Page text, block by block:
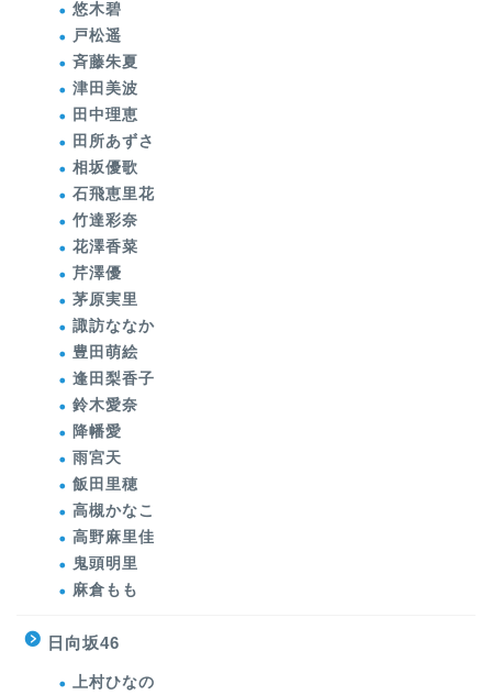
悠木碧
戸松遥
斉藤朱夏
津田美波
田中理恵
田所あずさ
相坂優歌
石飛恵里花
竹達彩奈
花澤香菜
芹澤優
茅原実里
諏訪ななか
豊田萌絵
逢田梨香子
鈴木愛奈
降幡愛
雨宮天
飯田里穂
高槻かなこ
高野麻里佳
鬼頭明里
麻倉もも
日向坂46
上村ひなの